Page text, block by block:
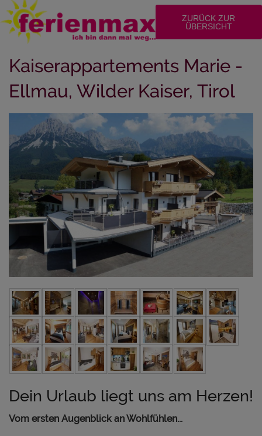
ZURÜCK ZUR
ÜBERSICHT
Kaiserappartements Marie -
Ellmau, Wilder Kaiser, Tirol
Dein Urlaub liegt uns am Herzen!
Vom ersten Augenblick an Wohlfühlen...